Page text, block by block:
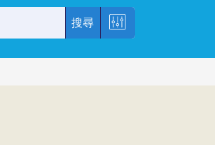
搜尋